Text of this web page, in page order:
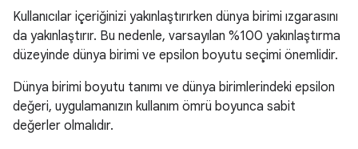
Kullanıcılar içeriğinizi yakınlaştırırken dünya birimi ızgarasını
da yakınlaştırır. Bu nedenle, varsayılan %100 yakınlaştırma
düzeyinde dünya birimi ve epsilon boyutu seçimi önemlidir.
Dünya birimi boyutu tanımı ve dünya birimlerindeki epsilon
değeri, uygulamanızın kullanım ömrü boyunca sabit
değerler olmalıdır.